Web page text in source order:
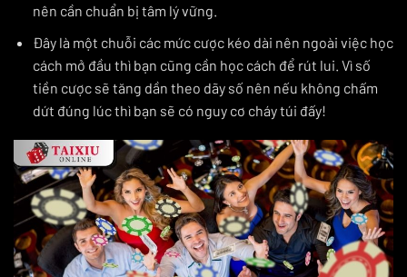
nên cần chuẩn bị tâm lý vững.
Đây là một chuỗi các mức cược kéo dài nên ngoài việc học
cách mở đầu thì bạn cũng cần học cách để rút lui. Vì số
tiền cược sẽ tăng dần theo dãy số nên nếu không chấm
dứt đúng lúc thì bạn sẽ có nguy cơ cháy túi đấy!